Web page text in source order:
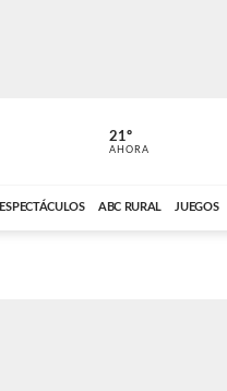
ABC CARDINAL
21º
AHORA
ESPECTÁCULOS ABC RURAL JUEGOS